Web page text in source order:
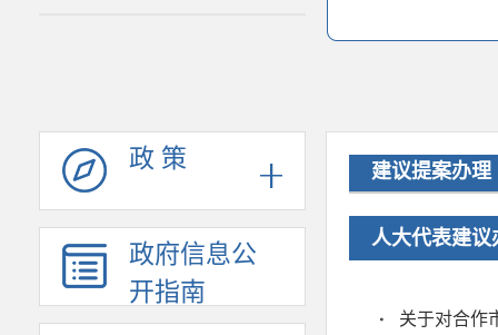
政 策
政府信息公
开指南
建议提案办理
人大代表建议
关于对合作